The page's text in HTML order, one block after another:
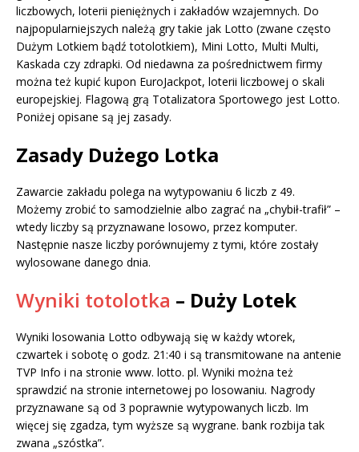
liczbowych, loterii pieniężnych i zakładów wzajemnych. Do
najpopularniejszych należą gry takie jak Lotto (zwane często
Dużym Lotkiem bądź totolotkiem), Mini Lotto, Multi Multi,
Kaskada czy zdrapki. Od niedawna za pośrednictwem firmy
można też kupić kupon EuroJackpot, loterii liczbowej o skali
europejskiej. Flagową grą Totalizatora Sportowego jest Lotto.
Poniżej opisane są jej zasady.
Zasady Dużego Lotka
Zawarcie zakładu polega na wytypowaniu 6 liczb z 49.
Możemy zrobić to samodzielnie albo zagrać na „chybił-trafił” –
wtedy liczby są przyznawane losowo, przez komputer.
Następnie nasze liczby porównujemy z tymi, które zostały
wylosowane danego dnia.
Wyniki totolotka – Duży Lotek
Wyniki losowania Lotto odbywają się w każdy wtorek,
czwartek i sobotę o godz. 21:40 i są transmitowane na antenie
TVP Info i na stronie www. lotto. pl. Wyniki można też
sprawdzić na stronie internetowej po losowaniu. Nagrody
przyznawane są od 3 poprawnie wytypowanych liczb. Im
więcej się zgadza, tym wyższe są wygrane. bank rozbija tak
zwana „szóstka”.